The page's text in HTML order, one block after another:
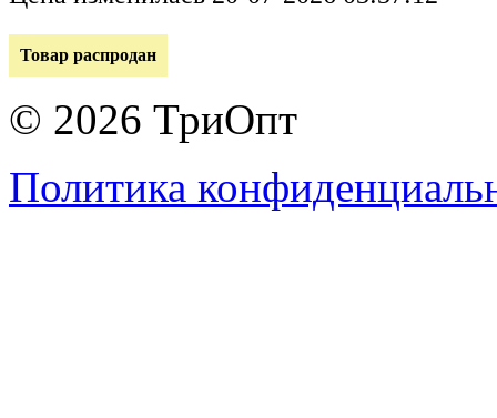
Товар распродан
© 2026 ТриОпт
Политика